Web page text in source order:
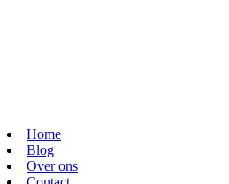
Home
Blog
Over ons